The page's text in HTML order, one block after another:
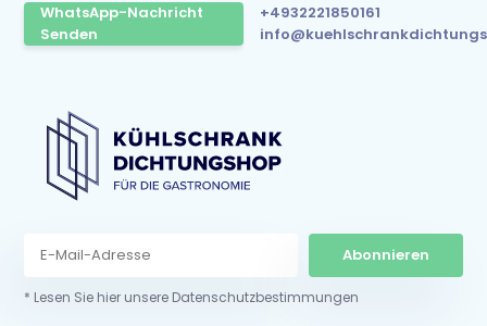
WhatsApp-Nachricht
Senden
+4932221850161
Abonnieren
* Lesen Sie hier unsere Datenschutzbestimmungen